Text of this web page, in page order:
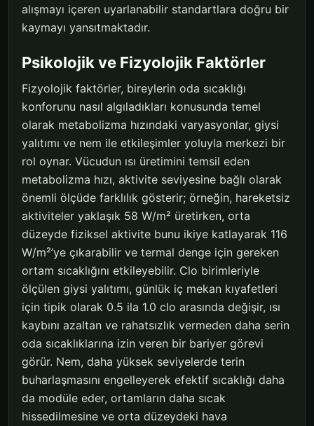
alışmayı içeren uyarlanabilir standartlara doğru bir
kaymayı yansıtmaktadır.
Psikolojik ve Fizyolojik Faktörler
Fizyolojik faktörler, bireylerin oda sıcaklığı
konforunu nasıl algıladıkları konusunda temel
olarak metabolizma hızındaki varyasyonlar, giysi
yalıtımı ve nem ile etkileşimler yoluyla merkezi bir
rol oynar. Vücudun ısı üretimini temsil eden
metabolizma hızı, aktivite seviyesine bağlı olarak
önemli ölçüde farklılık gösterir; örneğin, hareketsiz
aktiviteler yaklaşık 58 W/m² üretirken, orta
düzeyde fiziksel aktivite bunu ikiye katlayarak 116
W/m²’ye çıkarabilir ve termal denge için gereken
ortam sıcaklığını etkileyebilir. Clo birimleriyle
ölçülen giysi yalıtımı, günlük iç mekan kıyafetleri
için tipik olarak 0.5 ila 1.0 clo arasında değişir, ısı
kaybını azaltan ve rahatsızlık vermeden daha serin
oda sıcaklıklarına izin veren bir bariyer görevi
görür. Nem, daha yüksek seviyelerde terin
buharlaşmasını engelleyerek efektif sıcaklığı daha
da modüle eder, ortamların daha sıcak
hissedilmesine ve orta düzeydeki hava